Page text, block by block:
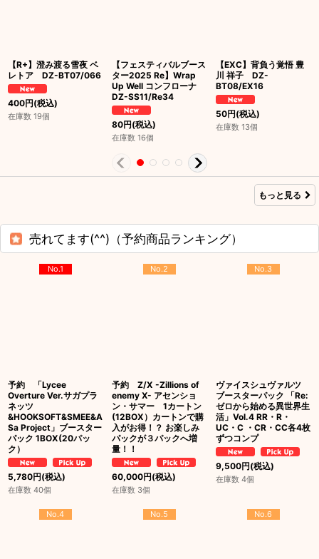
【R+】澄み渡る雪夜 ベ
レトア DZ-BT07/066
400円(税込)
在庫数 19個
【フェスティバルブース
ター2025 Re】Wrap
Up Well コンフローナ
DZ-SS11/Re34
80円(税込)
在庫数 16個
【EXC】背負う覚悟 豊
川 祥子 DZ-
BT08/EX16
50円(税込)
在庫数 13個
もっと見る
売れてます(^^)（予約商品ランキング）
No.1
予約 「Lycee
Overture Ver.サガプラ
ネッツ
&HOOKSOFT&SMEE&A
Sa Project」ブースター
パック 1BOX(20パッ
ク）
5,780円(税込)
在庫数 40個
No.2
予約 Z/X -Zillions of
enemy X- アセンショ
ン・サマー 1カートン
(12BOX）カートンで購
入がお得！？ お楽しみ
パックが３パックへ増
量！！
60,000円(税込)
在庫数 3個
No.3
ヴァイスシュヴァルツ
ブースターパック 「Re:
ゼロから始める異世界生
活」Vol.4 RR・R・
UC・C ・CR・CC各4枚
ずつコンプ
9,500円(税込)
在庫数 4個
No.4 No.5 No.6